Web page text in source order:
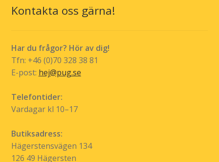
Kontakta oss gärna!
Har du frågor? Hör av dig!
Tfn: +46 (0)70 328 38 81
E-post: hej@pug.se
Telefontider:
Vardagar kl 10–17
Butiksadress:
Hägerstensvägen 134
126 49 Hägersten